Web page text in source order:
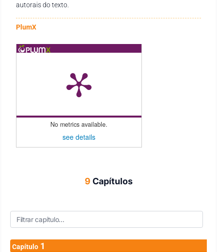
autorais do texto.
PlumX
No metrics available.
see details
9 Capítulos
Capítulo 1